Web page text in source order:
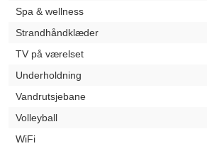
Spa & wellness
Strandhåndklæder
TV på værelset
Underholdning
Vandrutsjebane
Volleyball
WiFi